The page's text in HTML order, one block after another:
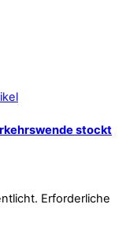
stockt
Erforderliche